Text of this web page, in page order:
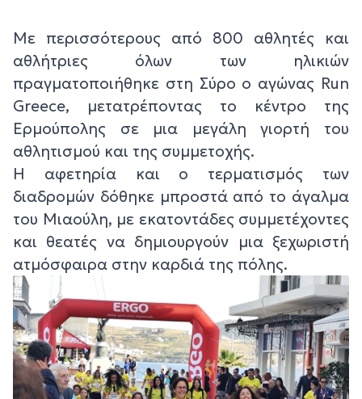
Με περισσότερους από 800 αθλητές και
αθλήτριες όλων των ηλικιών
πραγματοποιήθηκε στη Σύρο ο αγώνας Run
Greece, μετατρέποντας το κέντρο της
Ερμούπολης σε μια μεγάλη γιορτή του
αθλητισμού και της συμμετοχής.
Η αφετηρία και ο τερματισμός των
διαδρομών δόθηκε μπροστά από το άγαλμα
του Μιαούλη, με εκατοντάδες συμμετέχοντες
και θεατές να δημιουργούν μια ξεχωριστή
ατμόσφαιρα στην καρδιά της πόλης.